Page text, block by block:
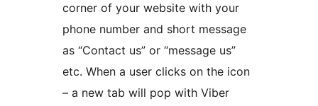
corner of your website with your
phone number and short message
as “Contact us” or “message us”
etc. When a user clicks on the icon
– a new tab will pop with Viber